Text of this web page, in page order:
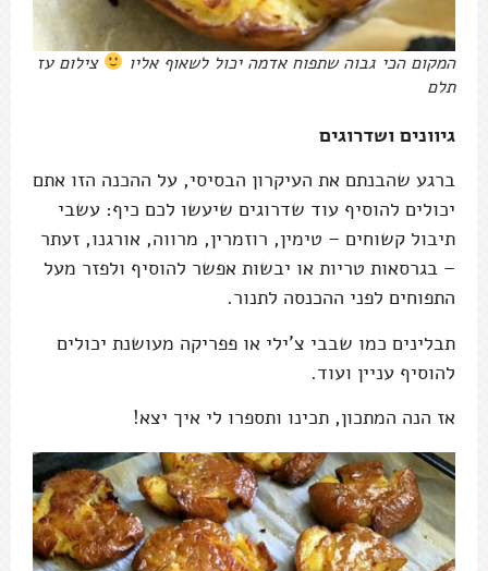
המקום הכי גבוה שתפוח אדמה יכול לשאוף אליו
צילום עז
תלם
גיוונים ושדרוגים
ברגע שהבנתם את העיקרון הבסיסי, על ההכנה הזו אתם
יכולים להוסיף עוד שדרוגים שיעשו לכם כיף: עשבי
תיבול קשוחים – טימין, רוזמרין, מרווה, אורגנו, זעתר
– בגרסאות טריות או יבשות אפשר להוסיף ולפזר מעל
התפוחים לפני ההכנסה לתנור.
תבלינים כמו שבבי צ'ילי או פפריקה מעושנת יכולים
להוסיף עניין ועוד.
אז הנה המתכון, תכינו ותספרו לי איך יצא!